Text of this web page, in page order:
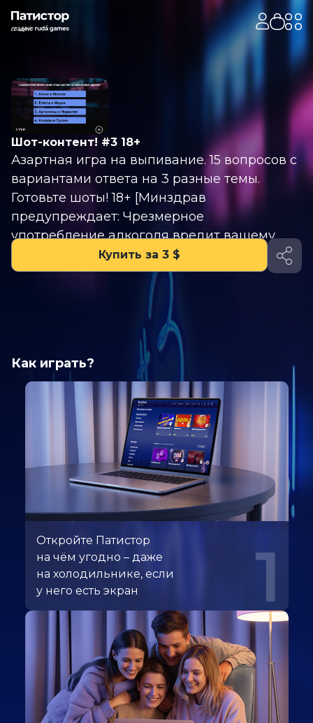
Шот-контент! #3 18+
Азартная игра на выпивание. 15 вопросов с
вариантами ответа на 3 разные темы.
Готовьте шоты! 18+ [Минздрав
предупреждает: Чрезмерное
употребление алкоголя вредит вашему
Купить за 3 $
Как играть?
Откройте Патистор
на чём угодно – даже
на холодильнике, если
у него есть экран
1